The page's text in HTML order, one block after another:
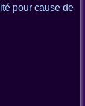
pour cause de